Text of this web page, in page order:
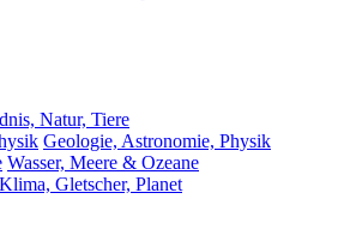
Natur, Tiere
Geologie, Astronomie, Physik
Wasser, Meere & Ozeane
Klima, Gletscher, Planet